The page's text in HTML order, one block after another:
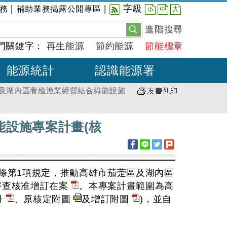
補助業務揭露公開專區 字級 小 中 大
進階搜尋
關鍵字： 再生能源 節約能源 節能標章
能源統計 認識能源署
湖內區養殖漁業經營結合綠能設施
設施專案計畫(核
第1項規定，推動高雄市茄萣區及湖內區
查核准增訂在案
。本專案計畫範圍為高
、原核定附圖 及增訂附圖 )，並自